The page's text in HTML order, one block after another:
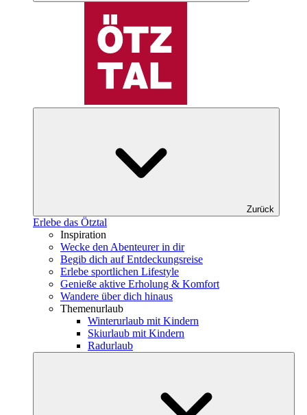
Zurück
Erlebe das Ötztal
Inspiration
Wecke den Abenteurer in dir
Begib dich auf Entdeckungsreise
Erlebe sportlichen Lifestyle
Genieße aktive Erholung & Komfort
Wandere über dich hinaus
Themenurlaub
Winterurlaub mit Kindern
Skiurlaub mit Kindern
Radurlaub